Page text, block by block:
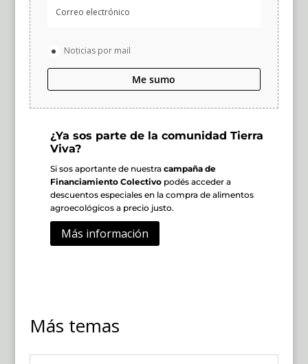
Noticias por mail
Me sumo
¿Ya sos parte de la comunidad Tierra
Viva?
Si sos aportante de nuestra campaña de
Financiamiento Colectivopodés acceder a
descuentos especiales en la compra de alimentos
agroecológicos a precio justo.
Más información
Más temas